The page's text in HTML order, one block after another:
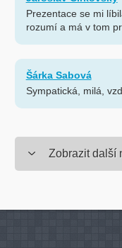
Prezentace se mi
rozumí a má v tom
Šárka Sabová
Sympatická, milá,
Zobrazit další